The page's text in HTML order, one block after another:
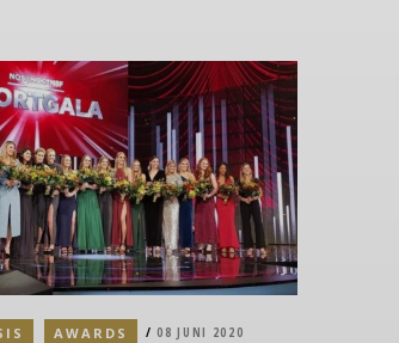
AWARDS 08 JUNI 2020